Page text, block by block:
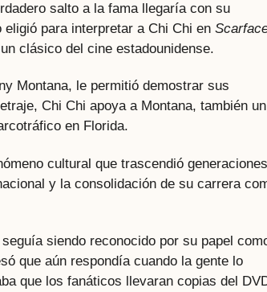
salto a la fama llegaría con su
para interpretar a Chi Chi en
clásico del cine estadounidense.
Montana, le permitió demostrar sus
Chi Chi apoya a Montana, también un
en Florida.
cultural que trascendió
y la consolidación de su carrera
siendo reconocido por su papel
que aún respondía cuando la gente lo
que los fanáticos llevaran copias del